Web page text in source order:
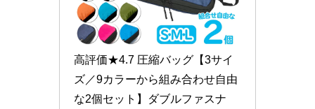
高評価★4.7 圧縮バッグ【3サイ
ズ／9カラーから組み合わせ自由
な2個セット】ダブルファスナ